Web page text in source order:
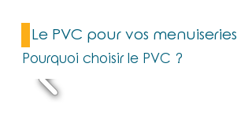
Le PVC pour vos menuiseries
Pourquoi choisir le PVC ?